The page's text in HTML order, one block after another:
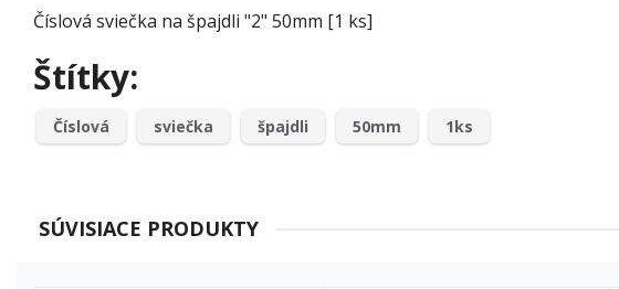
Číslová sviečka na špajdli "2" 50mm [1 ks]
Štítky:
Číslová sviečka špajdli 50mm 1ks
SÚVISIACE PRODUKTY